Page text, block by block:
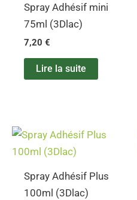
Spray Adhésif mini
75ml (3Dlac)
7,20€
Lire la suite
Spray Adhésif Plus
100ml (3Dlac)